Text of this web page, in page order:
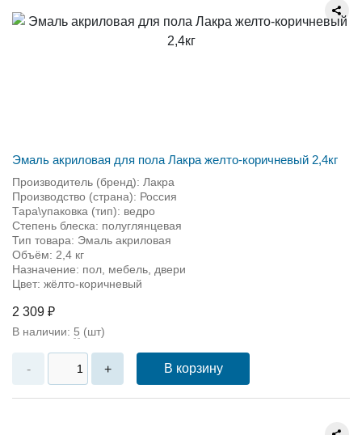
Эмаль акриловая для пола Лакра желто-коричневый 2,4кг
Производитель (бренд): Лакра
Производство (страна): Россия
Тара\упаковка (тип): ведро
Степень блеска: полуглянцевая
Тип товара: Эмаль акриловая
Объём: 2,4 кг
Назначение: пол, мебель, двери
Цвет: жёлто-коричневый
2 309 ₽
В наличии: 5 (шт)
- + В корзину